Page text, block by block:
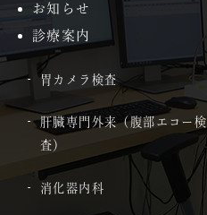
お知らせ
診療案内
胃カメラ検査
肝臓専門外来（腹部エコー検
査）
消化器内科